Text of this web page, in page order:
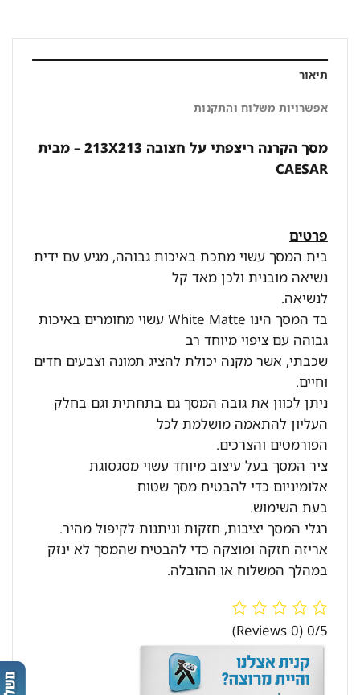
תיאור
אפשרויות משלוח והתקנות
מסך הקרנה ריצפתי על חצובה 213X213 – מבית
CAESAR
פרטים
בית המסך עשוי מתכת באיכות גבוהה, מגיע עם ידית
נשיאה מובנית ולכן מאד קל
לנשיאה.
בד המסך הינו White Matte עשוי מחומרים באיכות
גבוהה עם ציפוי מיוחד רב
שכבתי, אשר מקנה יכולת להציג תמונה וצבעים חדים
וחיים.
ניתן לכוון את גובה המסך גם בתחתית וגם בחלק
העליון להתאמה מושלמת לכל
הפורמטים והצרכים.
ציר המסך בעל עיצוב מיוחד עשוי מסגסוגת
אלומיניום כדי להבטיח מסך שטוח
בעת השימוש.
רגלי המסך יציבות, חזקות וניתנות לקיפול מהיר.
אריזה חזקה ומוצקה כדי להבטיח שהמסך לא ינזק
במהלך המשלוח או ההובלה.
0/5
(0 Reviews)